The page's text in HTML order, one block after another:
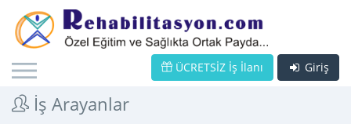
Giriş
ÜCRETSİZ İş İlanı
İş Arayanlar